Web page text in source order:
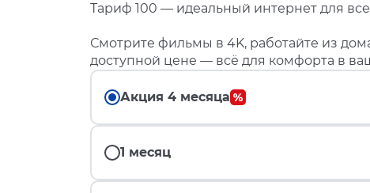
Тариф 100 — идеальный интернет для
Смотрите фильмы в 4K, работайте из
доступной цене — всё для комфорта в
Акция 4 месяца
1 месяц